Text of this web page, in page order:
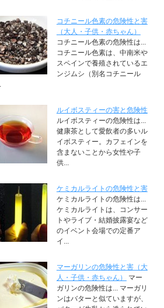
コチニール色素の危険性と害
（大人・子供・赤ちゃん）
コチニール色素の危険性は...
コチニール色素は、中南米や
スペインで養殖されているエ
ンジムシ（別名コチニール
ルイボスティーの害と危険性
ルイボスティーの危険性は...
健康茶として愛飲者の多いル
イボスティー。カフェインを
含まないことから女性や子
供...
ケミカルライトの危険性と害
ケミカルライトの危険性は...
ケミカルライトは、コンサー
トやライブ・結婚披露宴など
のイベント会場での定番ア
イ...
マーガリンの危険性と害（大
人・子供・赤ちゃん）
マー
ガリンの危険性は... マーガリ
ンはバターと似ていますが、